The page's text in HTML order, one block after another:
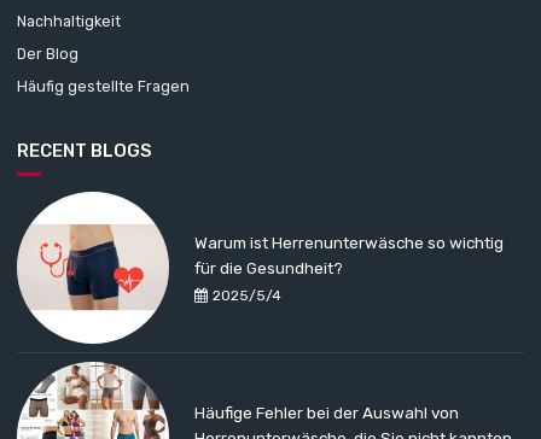
Nachhaltigkeit
Der Blog
Häufig gestellte Fragen
RECENT BLOGS
2025/5/4
Warum ist Herrenunterwäsche so wichtig
für die Gesundheit?
Häufige Fehler bei der Auswahl von